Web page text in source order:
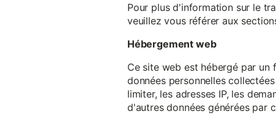
Pour plus d'information sur le
veuillez vous référer aux
Hébergement web
Ce site web est hébergé par un
données personnelles
limiter, les adresses IP, les
d'autres données générées par